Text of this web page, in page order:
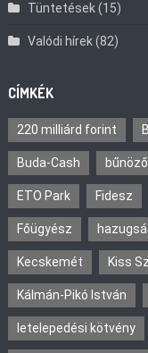
Tüntetések(15)
Valódi hírek(82)
CÍMKÉK
220 milliárd forint
Buda-Cash
ETO Park Fidesz
Főügyész
Kecskemét Kiss
Kálmán-Pikó István
letelepedési kötvény